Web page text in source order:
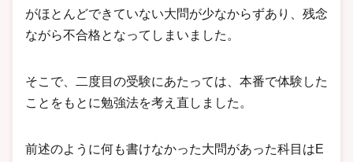
がほとんどできていない大問が少なからずあり、残念
ながら不合格となってしまいました。
そこで、二度目の受験にあたっては、本番で体験した
ことをもとに勉強法を考え直しました。
前述のように何も書けなかった大問があった科目はE